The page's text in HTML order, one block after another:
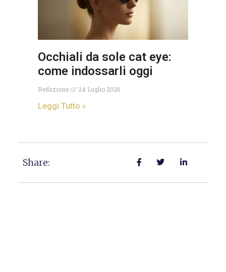
Occhiali da sole cat eye:
come indossarli oggi
Redazione 24 Luglio 2026
Leggi Tutto »
Share: